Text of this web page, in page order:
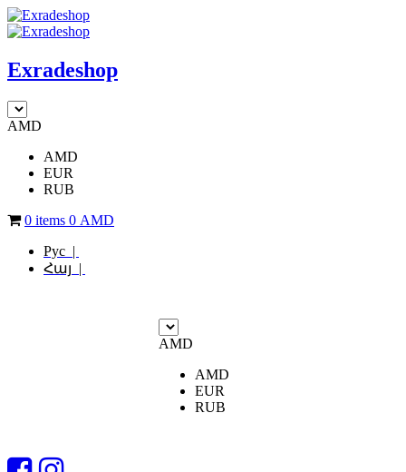
Exradeshop
AMD
AMD
EUR
RUB
0 items 0 AMD
Рус |
Հայ |
AMD
AMD
EUR
RUB